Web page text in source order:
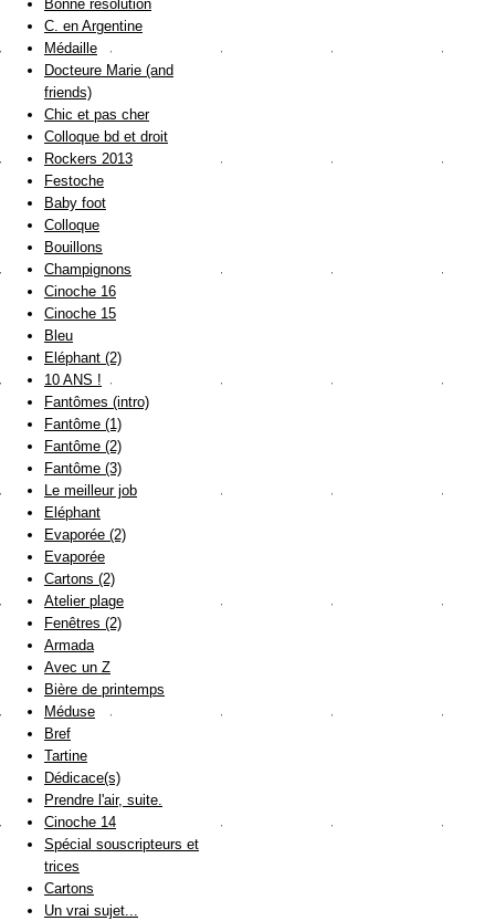
Bonne résolution
C. en Argentine
Médaille
Docteure Marie (and
friends)
Chic et pas cher
Colloque bd et droit
Rockers 2013
Festoche
Baby foot
Colloque
Bouillons
Champignons
Cinoche 16
Cinoche 15
Bleu
Eléphant (2)
10 ANS !
Fantômes (intro)
Fantôme (1)
Fantôme (2)
Fantôme (3)
Le meilleur job
Eléphant
Evaporée (2)
Evaporée
Cartons (2)
Atelier plage
Fenêtres (2)
Armada
Avec un Z
Bière de printemps
Méduse
Bref
Tartine
Dédicace(s)
Prendre l'air, suite.
Cinoche 14
Spécial souscripteurs et
trices
Cartons
Un vrai sujet...